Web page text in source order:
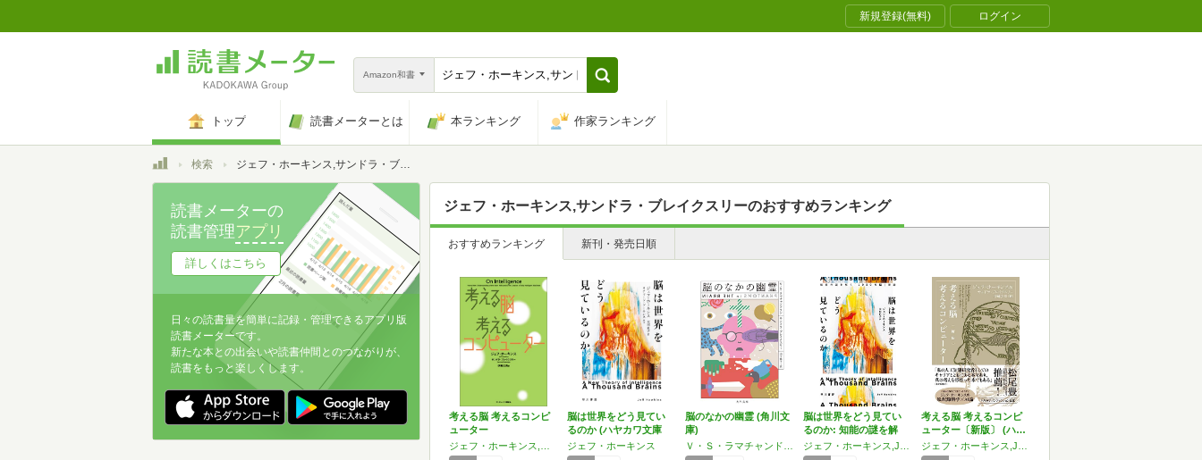
新規登録(無料) ログイン
Amazon和書
トップ 読書メーターとは 本ランキング 作家ランキング
トップ検索 ジェフ・ホーキンス,サンドラ・ブレイクスリー
ジェフ・ホーキンス,サンドラ・ブレイクスリーのおすすめランキング
おすすめランキング 新刊・発売日順
考える脳 考えるコンピ
ューター
脳は世界をどう見てい
るのか (ハヤカワ文庫
N…
ジェフ・ホーキンス
脳のなかの幽霊 (角川文
庫)
脳は世界をどう見てい
るのか: 知能の謎を解
く…
考える脳 考えるコンピ
ューター〔新版〕 (ハ…
読書メーターの
読書管理アプリ
詳しくはこちら
日々の読書量を簡単に記録・管理できるアプリ版
読書メーターです。
新たな本との出会いや読書仲間とのつながりが、
読書をもっと楽しくします。